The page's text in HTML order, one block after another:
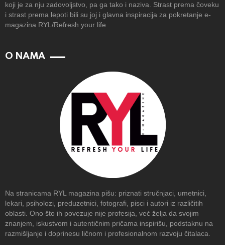
koji je za nju zadovoljstvo, pa ga tako i naziva. Strast prema čoveku
i strast prema lepoti bili su joj i glavna inspiracija za pokretanje e-
magazina RYL/Refresh your life
O NAMA
Na stranicama RYL magazina pišu: priznati stručnjaci, umetnici,
lekari, psiholozi, preduzetnici, fotografi, pisci i autori iz različitih
oblasti. Ono što ih povezuje nije profesija, već želja da svojim
znanjem, iskustvom i autentičnim pričama inspirišu, podstaknu na
razmišljanje i doprinesu ličnom i profesionalnom razvoju čitalaca.